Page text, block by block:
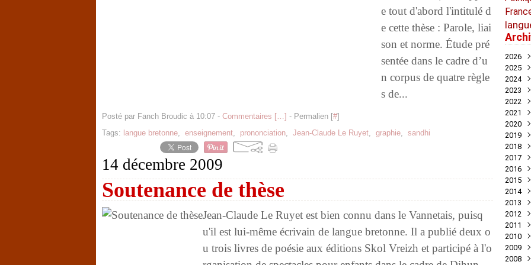
e tout d'abord l'intitulé d
e cette thèse : Parole, liai
son et norme. Étude pré
sentée dans le cadre d’u
n corpus de quatre règle
s de...
Posté par Fanch Broudic à 10:07 - Commentaires […] - Permalien [#]
Tags: langue bretonne, enseignement, prononciation, Jean-Claude Le Ruyet, graphie, sandhi
14 décembre 2009
Soutenance de thèse
Jean-Claude Le Ruyet est bien connu dans le Vannetais, puisq
u'il est lui-même écrivain de langue bretonne. Il a publié deux o
u trois livres de poésie aux éditions Skol Vreizh et participé à l'o
2026
Mai
Avril
Mars
2025
Août
Mai
Avril
Mars
2024
Août
Juin
Mai
Avril
Mars
2023
Juin
Mai
Avril
Mars
2022
Août
Juin
Mai
Avril
Mars
2021
Août
Juin
Mai
Avril
Mars
2020
Août
Juin
Mai
Avril
Mars
2019
Août
Juin
Mai
Mars
2018
Août
Juin
Mai
Avril
Mars
2017
Août
Juin
Mai
Mars
2016
Août
Juin
Mai
2015
Août
Mai
2014
Août
2013
Août
2012
2011
2010
2009
2008